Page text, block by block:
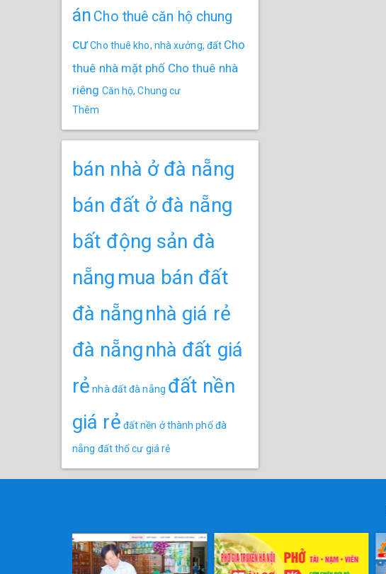
án Cho thuê căn hộ chung
cưCho thuê kho, nhà xưởng, đất Cho
thuê nhà mặt phố Cho thuê nhà
riêng Căn hộ, Chung cư
Thêm
bán nhà ở đà nẵng
bán đất ở đà nẵng
bất động sản đà
nẵng mua bán đất
đà nẵngnhà giá rẻ
đà nẵngnhà đất giá
rẻ nhà đất đà nẵng đất nền
giá rẻ đất nền ở thành phố đà
nẵng đất thổ cư giá rẻ